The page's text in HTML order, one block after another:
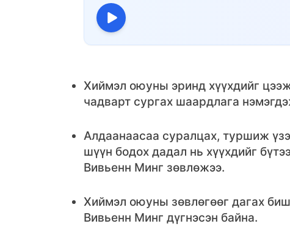
Хиймэл оюуны эринд хүүхдийг
чадварт сургах шаардлага
Алдаанаасаа суралцах, туршиж
шүүн бодох дадал нь хүүхдийг
Вивьенн Минг зөвлөжээ.
Хиймэл оюуны зөвлөгөөг дагах
Вивьенн Минг дүгнэсэн байна.